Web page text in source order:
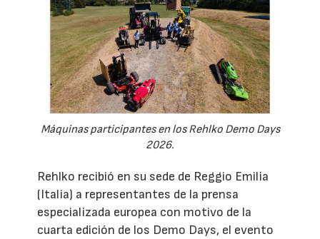
Máquinas participantes en los Rehlko Demo Days
2026.
Rehlko recibió en su sede de Reggio Emilia
(Italia) a representantes de la prensa
especializada europea con motivo de la
cuarta edición de los Demo Days, el evento